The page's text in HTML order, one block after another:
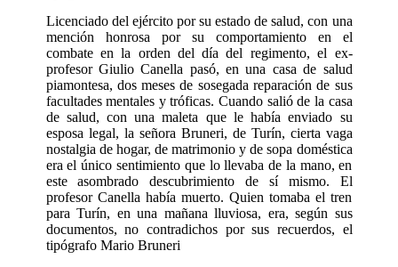
Licenciado del ejército por su estado de salud, con una
mención honrosa por su comportamiento en el
combate en la or­den del día del regimento, el ex-
profesor Giulio Canella pasó, en una casa de salud
piamontesa, dos meses de sosegada reparación de sus
facultades mentales y tróficas. Cuando salió de la casa
de salud, con una maleta que le había enviado su
esposa legal, la señora Bruneri, de Turín, cierta vaga
nostalgia de hogar, de matrimonio y de sopa doméstica
era el único sentimiento que lo llevaba de la mano, en
este asombrado descubrimiento de sí mismo. El
profesor Canella había muerto. Quien tomaba el tren
para Turín, en una mañana lluviosa, era, según sus
documentos, no contradichos por sus recuerdos, el
tipógrafo Mario Bruneri